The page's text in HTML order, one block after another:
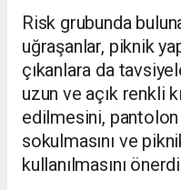
Risk grubunda
uğraşanlar, piknik
çıkanlara da
uzun ve açık renkli
edilmesini, pantolon
sokulmasını ve
kullanılmasını